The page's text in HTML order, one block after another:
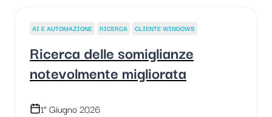
AI E AUTOMAZIONE RICERCA CLIENTE WINDOWS
Ricerca delle somiglianze
notevolmente migliorata
1° Giugno 2026